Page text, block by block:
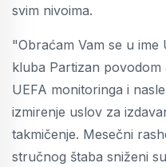
svim nivoima.
"Obraćam Vam se u
kluba Partizan
UEFA monitoringa i
izmirenje uslov za
takmičenje. Mesečni
stručnog štaba sniženi